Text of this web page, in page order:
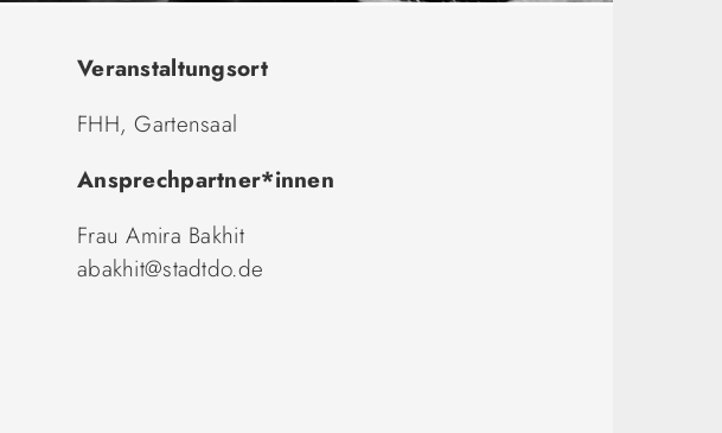
Veranstaltungsort
FHH, Gartensaal
Ansprechpartner*innen
Frau Amira Bakhit
abakhit@stadtdo.de